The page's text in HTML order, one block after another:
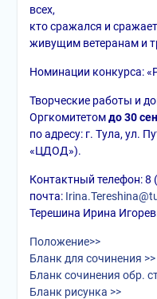
всех,
кто сражался и
живущим ветеранам и
Номинации конкурса:
Творческие работы и
Оргкомитетомдо 30
по адресу: г. Тула, ул.
«ЦДОД»).
Контактный телефон: 8
почта:
Терешина Ирина
Положение>>
Бланк для сочинения >>
Бланк сочинения обр.
Бланк рисунка >>